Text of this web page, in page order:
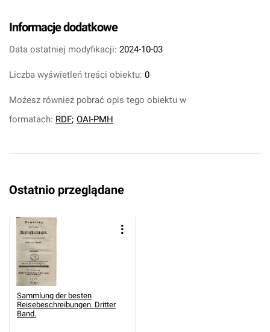
Informacje dodatkowe
Data ostatniej modyfikacji: 2024-10-03
Liczba wyświetleń treści obiektu: 0
Możesz również pobrać opis tego obiektu w
formatach: RDF; OAI-PMH
Ostatnio przeglądane
Sammlung der besten
Reisebeschreibungen. Dritter
Band.